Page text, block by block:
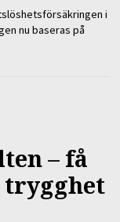
i
nu baseras på
– få